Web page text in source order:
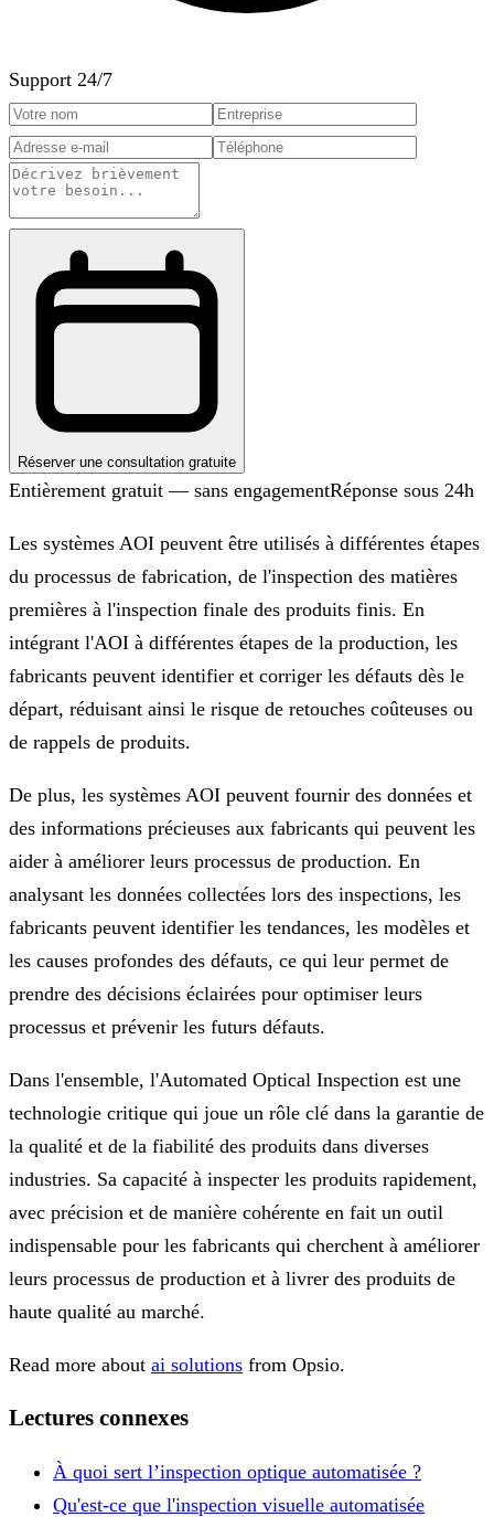
Support 24/7
Réserver une consultation gratuite
Entièrement gratuit — sans engagementRéponse sous 24h
Les systèmes AOI peuvent être utilisés à différentes étapes
du processus de fabrication, de l'inspection des matières
premières à l'inspection finale des produits finis. En
intégrant l'AOI à différentes étapes de la production, les
fabricants peuvent identifier et corriger les défauts dès le
départ, réduisant ainsi le risque de retouches coûteuses ou
de rappels de produits.
De plus, les systèmes AOI peuvent fournir des données et
des informations précieuses aux fabricants qui peuvent les
aider à améliorer leurs processus de production. En
analysant les données collectées lors des inspections, les
fabricants peuvent identifier les tendances, les modèles et
les causes profondes des défauts, ce qui leur permet de
prendre des décisions éclairées pour optimiser leurs
processus et prévenir les futurs défauts.
Dans l'ensemble, l'Automated Optical Inspection est une
technologie critique qui joue un rôle clé dans la garantie de
la qualité et de la fiabilité des produits dans diverses
industries. Sa capacité à inspecter les produits rapidement,
avec précision et de manière cohérente en fait un outil
indispensable pour les fabricants qui cherchent à améliorer
leurs processus de production et à livrer des produits de
haute qualité au marché.
Read more about ai solutions from Opsio.
Lectures connexes
À quoi sert l’inspection optique automatisée ?
Qu'est-ce que l'inspection visuelle automatisée